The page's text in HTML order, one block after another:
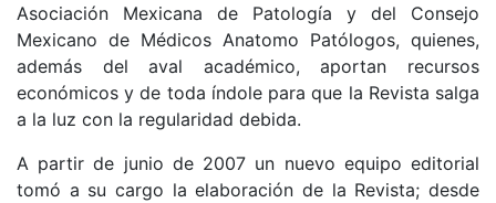
Asociación Mexicana de Patología y del Consejo
Mexicano de Médicos Anatomo Patólogos, quienes,
además del aval académico, aportan recursos
económicos y de toda índole para que la Revista salga
a la luz con la regularidad debida.
A partir de junio de 2007 un nuevo equipo editorial
tomó a su cargo la elaboración de la Revista; desde